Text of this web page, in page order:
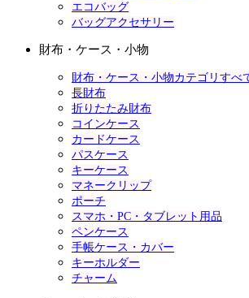
エコバッグ
バッグアクセサリー
財布・ケース・小物
財布・ケース・小物カテゴリすべ
長財布
折りたたみ財布
コインケース
カードケース
パスケース
キーケース
マネークリップ
ポーチ
スマホ・PC・タブレット用品
ペンケース
手帳ケース・カバー
キーホルダー
チャーム